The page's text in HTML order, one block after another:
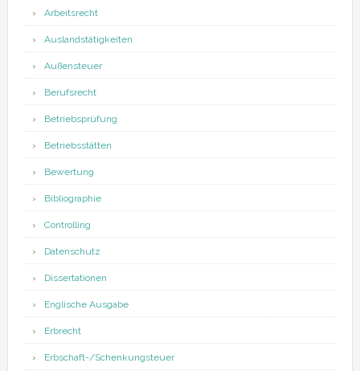
Arbeitsrecht
Auslandstätigkeiten
Außensteuer
Berufsrecht
Betriebsprüfung
Betriebsstätten
Bewertung
Bibliographie
Controlling
Datenschutz
Dissertationen
Englische Ausgabe
Erbrecht
Erbschaft-/Schenkungsteuer